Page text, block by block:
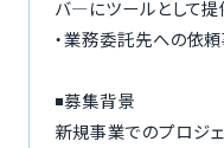
今すぐ無料で
バ―にツールとして提
・業務委託先への依
◾️募集背景
新規事業でのプロジェ